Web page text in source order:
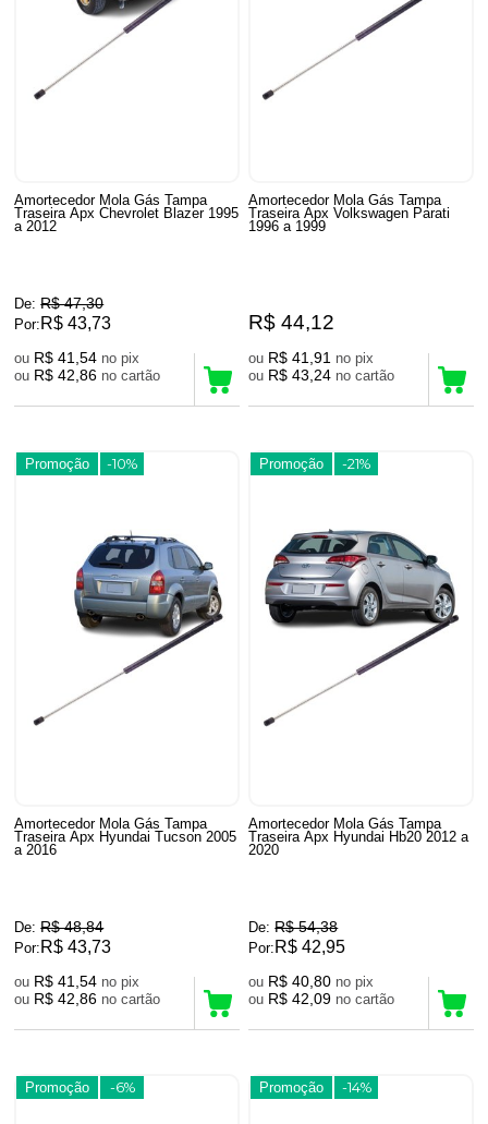
Amortecedor Mola Gás Tampa
Traseira Apx Chevrolet Blazer 1995
a 2012
De: R$ 47,30
Por: R$ 43,73
ou R$ 41,54
no pix
ou R$ 42,86 no cartão
Amortecedor Mola Gás Tampa
Traseira Apx Volkswagen Parati
1996 a 1999
R$ 44,12
ou R$ 41,91
no pix
ou R$ 43,24 no cartão
Promoção -10%
Amortecedor Mola Gás Tampa
Traseira Apx Hyundai Tucson 2005
a 2016
De: R$ 48,84
Por: R$ 43,73
ou R$ 41,54
no pix
ou R$ 42,86 no cartão
Promoção -21%
Amortecedor Mola Gás Tampa
Traseira Apx Hyundai Hb20 2012 a
2020
De: R$ 54,38
Por: R$ 42,95
ou R$ 40,80
no pix
ou R$ 42,09 no cartão
Promoção -6% Promoção -14%